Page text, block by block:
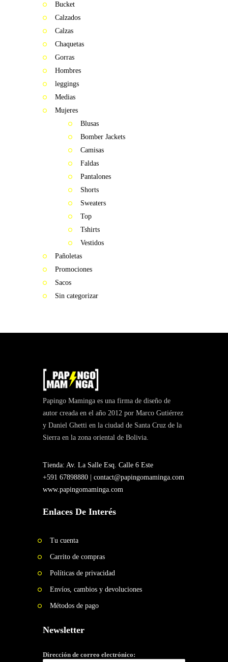
Bucket
Calzados
Calzas
Chaquetas
Gorras
Hombres
leggings
Medias
Mujeres
Blusas
Bomber Jackets
Camisas
Faldas
Pantalones
Shorts
Sweaters
Top
Tshirts
Vestidos
Pañoletas
Promociones
Sacos
Sin categorizar
Papingo Maminga es una firma de diseño de
autor creada en el año 2012 por Marco Gutiérrez
y Daniel Ghetti en la ciudad de Santa Cruz de la
Sierra en la zona oriental de Bolivia.
Tienda: Av. La Salle Esq. Calle 6 Este
+591 67898880 | contact@papingomaminga.com
www.papingomaminga.com
Enlaces De Interés
Tu cuenta
Carrito de compras
Políticas de privacidad
Envíos, cambios y devoluciones
Métodos de pago
Newsletter
Dirección de correo electrónico: